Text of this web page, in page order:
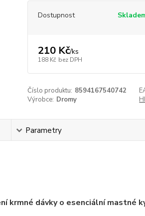
Dostupnost
210 Kč/ks
188 Kč bez DPH
Číslo produktu: 8594167540742
Výrobce: Dromy
Parametry
krmné dávky o esenciální mastné